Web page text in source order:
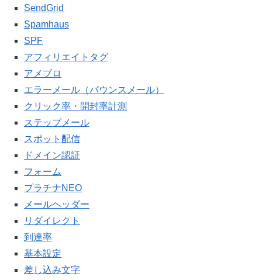
SendGrid
Spamhaus
SPF
アフィリエイトタグ
アメブロ
エラーメール（バウンスメール）
クリック率・開封率計測
ステップメール
スポット配信
ドメイン認証
フォーム
プラチナNEO
メールヘッダー
リダイレクト
到達率
基本設定
差し込み文字